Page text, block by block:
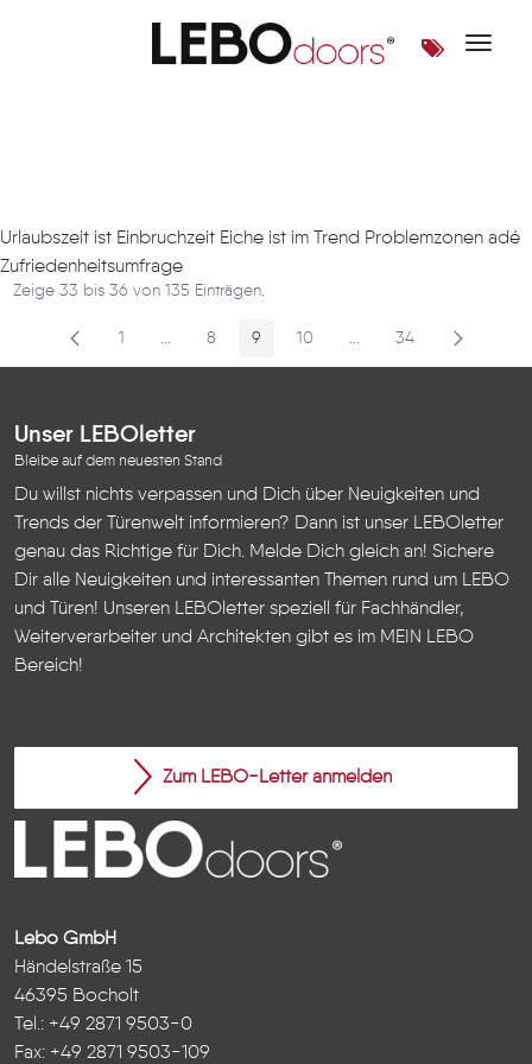
Toggle
Urlaubszeit ist Einbruchzeit Eiche ist im Trend Problemzonen adé
Zufriedenheitsumfrage
Zeige 33 bis 36 von 135 Einträgen.
Seite
1 ...Zwischenseiten
Seite
8 Seite
9 Seite
10 ...Zwischenseiten
Seite
34
Unser LEBOletter
Bleibe auf dem neuesten Stand
Du willst nichts verpassen und Dich über Neuigkeiten und
Trends der Türenwelt informieren? Dann ist unser LEBOletter
genau das Richtige für Dich. Melde Dich gleich an! Sichere
Dir alle Neuigkeiten und interessanten Themen rund um LEBO
und Türen! Unseren LEBOletter speziell für Fachhändler,
Weiterverarbeiter und Architekten gibt es im MEIN LEBO
Bereich!
Zum LEBO-Letter anmelden
Lebo GmbH
Händelstraße 15
46395 Bocholt
Tel.: +49 2871 9503-0
Fax: +49 2871 9503-109